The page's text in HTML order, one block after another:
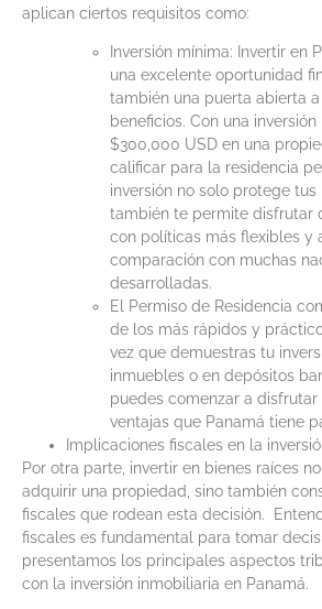
aplican ciertos requisitos como:
Inversión mínima: Invertir en
una excelente oportunidad
también una puerta abierta
beneficios. Con una
$300,000 USD en una
calificar para la residencia
inversión no solo protege tus
también te permite disfrutar
con políticas más flexibles y
comparación con muchas
desarrolladas.
El Permiso de Residencia
de los más rápidos y
vez que demuestras tu
inmuebles o en depósitos
puedes comenzar a
ventajas que Panamá tiene
Implicaciones fiscales en la
Por otra parte, invertir en bienes raíces
adquirir una propiedad, sino también
fiscales que rodean esta decisión.
fiscales es fundamental para tomar
presentamos los principales aspectos
con la inversión inmobiliaria en Panamá.